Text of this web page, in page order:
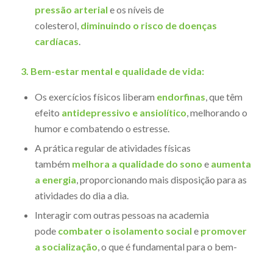
pressão arterial e os níveis de
colesterol, diminuindo o risco de doenças
cardíacas
3. Bem-estar mental e qualidade de vida:
Os exercícios físicos liberam endorfinas, que têm
efeito antidepressivo e ansiolítico, melhorando o
humor e combatendo o estresse.
A prática regular de atividades físicas
também melhora a qualidade do sono e aumenta
a energia, proporcionando mais disposição para as
atividades do dia a dia.
Interagir com outras pessoas na academia
pode combater o isolamento social e promover
a socialização, o que é fundamental para o bem-